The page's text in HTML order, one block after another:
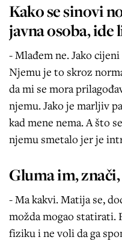
Kako se sinovi
javna osoba, ide
- Mlađem ne. Jako
Njemu je to skroz
da mi se mora
njemu. Jako je marljiv
kad mene nema. A što
njemu smetalo jer je
Gluma im,
- Ma kakvi. Matija se,
možda mogao statirati.
fiziku i ne voli da ga